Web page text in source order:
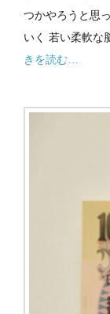
つかやろうと思
いく 若い柔軟な
きを読む…